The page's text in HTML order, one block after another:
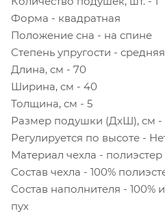
Форма - квадратная
Положение сна - на спине
Степень упругости - средняя
Длина, см - 70
Ширина, см - 40
Толщина, см - 5
Размер подушки (ДxШ), см -
Регулируется по высоте -
Материал чехла - полиэстер
Состав чехла - 100%
Состав наполнителя - 100%
пух